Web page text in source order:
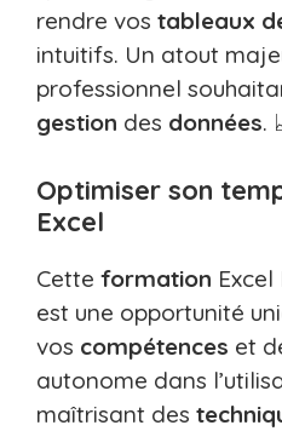
rendre vos tableaux
intuitifs. Un atout
professionnel
gestion des données.
Optimiser son
Excel
Cette formation
est une opportunité
vos compétences et
autonome dans
maîtrisant des